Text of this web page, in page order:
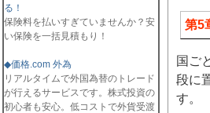
第5
国ご
段に
す。
る！
保険料を払いすぎていませんか？安
い保険を一括見積もり！
◆価格.com 外為
リアルタイムで外国為替のトレード
が行えるサービスです。株式投資の
初心者も安心。低コストで外貨受渡